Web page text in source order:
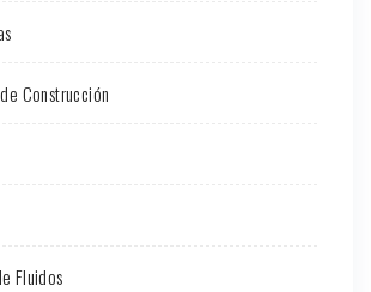
Construcción
Fluidos